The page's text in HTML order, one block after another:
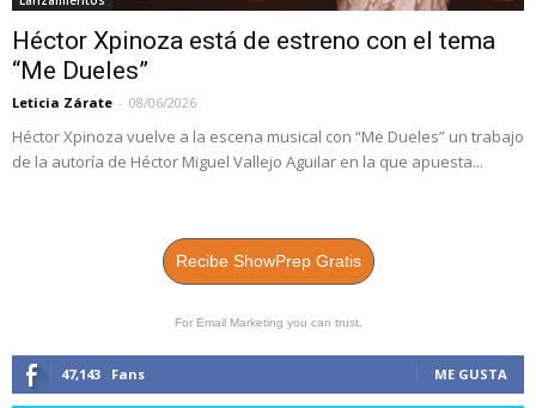
Héctor Xpinoza está de estreno con el tema
“Me Dueles”
Leticia Zárate - 08/06/2026
Héctor Xpinoza vuelve a la escena musical con “Me Dueles” un trabajo
de la autoría de Héctor Miguel Vallejo Aguilar en la que apuesta...
Recibe ShowPrep Gratis
For Email Marketing you can trust.
47,143 Fans ME GUSTA